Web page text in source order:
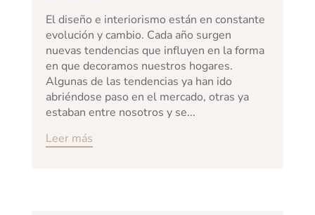
El diseño e interiorismo están en constante
evolución y cambio. Cada año surgen
nuevas tendencias que influyen en la forma
en que decoramos nuestros hogares.
Algunas de las tendencias ya han ido
abriéndose paso en el mercado, otras ya
estaban entre nosotros y se...
Leer más